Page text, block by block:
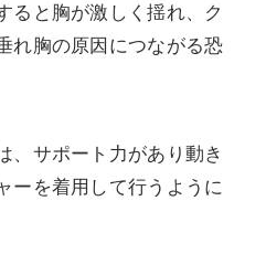
ると胸が激しく揺れ、ク
れ胸の原因につながる恐
、サポート力があり動き
ーを着用して行うように